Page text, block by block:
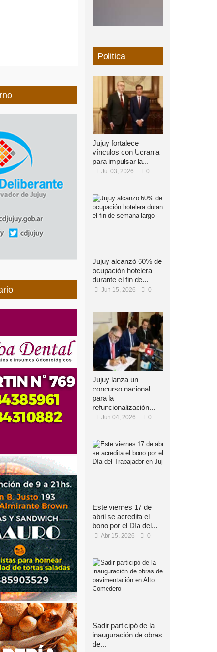
Politica
Jujuy fortalece
vínculos con Ucrania
para impulsar la...
Jul 03, 2026 0
Jujuy alcanzó 60% de
ocupación hotelera
durante el fin de...
Jun 15, 2026 0
Jujuy lanza un
concurso nacional
para la
refuncionalización...
Jun 04, 2026 0
Este viernes 17 de
abril se acredita el
bono por el Día del...
Abr 15, 2026 0
Sadir participó de la
inauguración de obras
de...